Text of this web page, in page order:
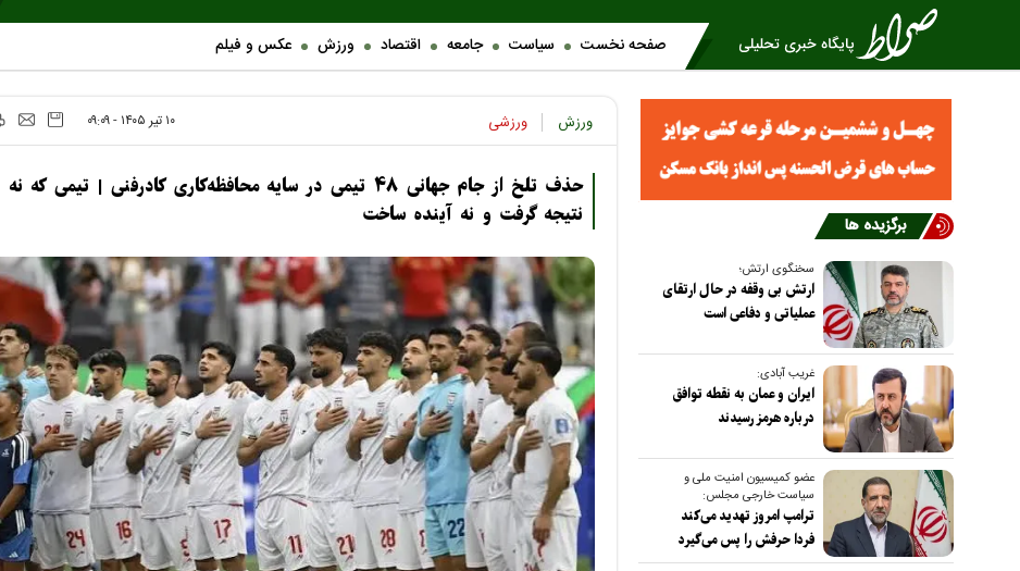
صفحه نخست سیاست جامعه اقتصاد ورزش عکس و فیلم
ورزش ورزشی ۱۰ تير ۱۴۰۵ - ۰۹:۰۹
حذف تلخ از جام جهانی ۴۸ تیمی در سایه محافظه‌کاری کادرفنی | تیمی که نه
نتیجه گرفت و نه آینده ساخت
برگزیده ها
سخنگوی ارتش؛
ارتش بی وقفه در حال ارتقای
عملیاتی و دفاعی است
غریب آبادی:
ایران و عمان به نقطه توافق
درباره هرمز رسیدند
عضو کمیسیون امنیت ملی و
سیاست خارجی مجلس:
ترامپ امروز تهدید می‌کند
فردا حرفش را پس می‌گیرد